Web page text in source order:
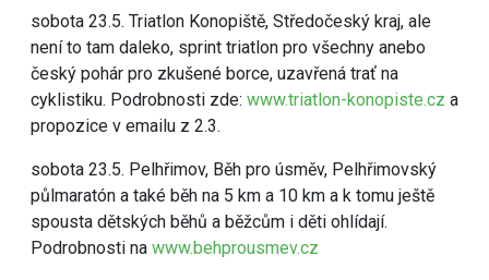
sobota 23.5. Triatlon Konopiště, Středočeský kraj, ale
není to tam daleko, sprint triatlon pro všechny anebo
český pohár pro zkušené borce, uzavřená trať na
cyklistiku. Podrobnosti zde: www.triatlon-konopiste.cz a
propozice v emailu z 2.3.
sobota 23.5. Pelhřimov, Běh pro úsměv, Pelhřimovský
půlmaratón a také běh na 5 km a 10 km a k tomu ještě
spousta dětských běhů a běžcům i děti ohlídají.
Podrobnosti na www.behprousmev.cz